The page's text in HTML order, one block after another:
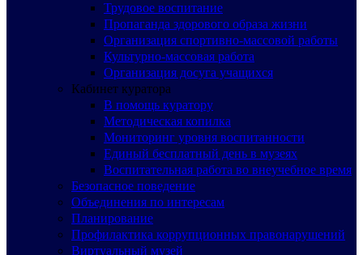
Трудовое воспитание
Пропаганда здорового образа жизни
Организация спортивно-массовой работы
Культурно-массовая работа
Организация досуга учащихся
Кабинет куратора
В помощь куратору
Методическая копилка
Мониторинг уровня воспитанности
Единый бесплатный день в музеях
Воспитательная работа во внеучебное время
Безопасное поведение
Объединения по интересам
Планирование
Профилактика коррупционных правонарушений
Виртуальный музей